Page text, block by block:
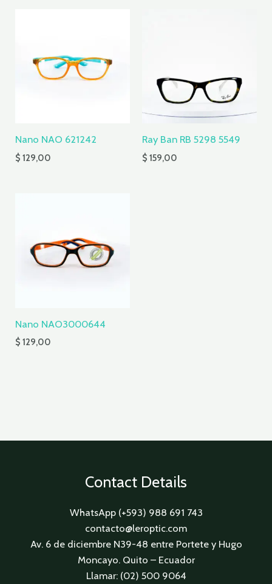
Nano NAO 621242
$ 129,00
Ray Ban RB 5298 5549
$ 159,00
Nano NAO3000644
$ 129,00
Contact Details
WhatsApp (+593) 988 691 743
contacto@leroptic.com
Av. 6 de diciembre N39-48 entre Portete y Hugo
Moncayo. Quito – Ecuador
Llamar: (02) 500 9064